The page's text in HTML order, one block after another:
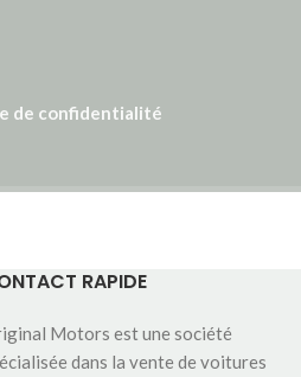
de confidentialité
RAPIDE
Motors est une société
dans la vente de voitures